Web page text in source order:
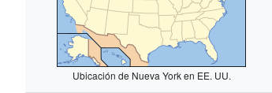
Ubicación de Nueva York en EE. UU.